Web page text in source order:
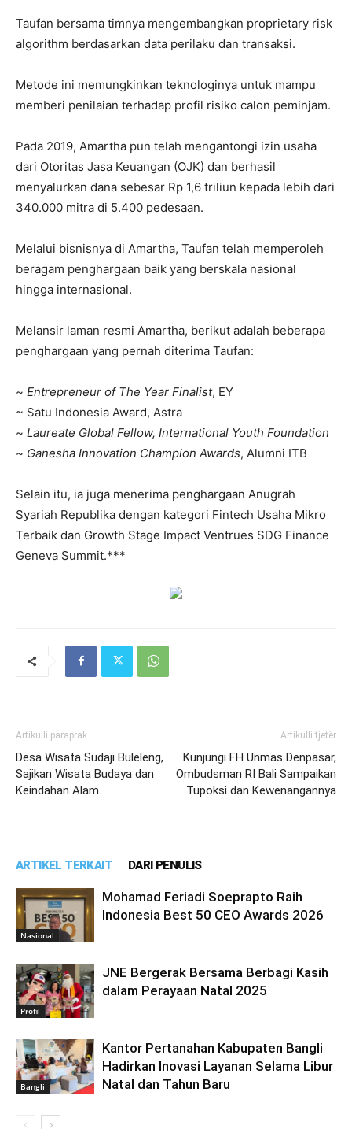
Taufan bersama timnya mengembangkan proprietary risk
algorithm berdasarkan data perilaku dan transaksi.
Metode ini memungkinkan teknologinya untuk mampu
memberi penilaian terhadap profil risiko calon peminjam.
Pada 2019, Amartha pun telah mengantongi izin usaha
dari Otoritas Jasa Keuangan (OJK) dan berhasil
menyalurkan dana sebesar Rp 1,6 triliun kepada lebih dari
340.000 mitra di 5.400 pedesaan.
Melalui bisnisnya di Amartha, Taufan telah memperoleh
beragam penghargaan baik yang berskala nasional
hingga internasional.
Melansir laman resmi Amartha, berikut adalah beberapa
penghargaan yang pernah diterima Taufan:
~ Entrepreneur of The Year Finalist, EY
~ Satu Indonesia Award, Astra
~ Laureate Global Fellow, International Youth Foundation
~ Ganesha Innovation Champion Awards, Alumni ITB
Selain itu, ia juga menerima penghargaan Anugrah
Syariah Republika dengan kategori Fintech Usaha Mikro
Terbaik dan Growth Stage Impact Ventrues SDG Finance
Geneva Summit.***
Artikulli paraprak
Desa Wisata Sudaji Buleleng,
Sajikan Wisata Budaya dan
Keindahan Alam
Artikulli tjetër
Kunjungi FH Unmas Denpasar,
Ombudsman RI Bali Sampaikan
Tupoksi dan Kewenangannya
ARTIKEL TERKAIT DARI PENULIS
Nasional
Mohamad Feriadi Soeprapto Raih
Indonesia Best 50 CEO Awards 2026
Profil
JNE Bergerak Bersama Berbagi Kasih
dalam Perayaan Natal 2025
Bangli
Kantor Pertanahan Kabupaten Bangli
Hadirkan Inovasi Layanan Selama Libur
Natal dan Tahun Baru